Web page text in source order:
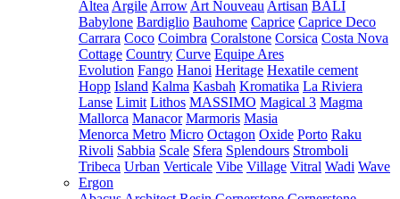
Altea Argile Arrow Art Nouveau Artisan BALI
Babylone Bardiglio Bauhome Caprice Caprice Deco
Carrara Coco Coimbra Coralstone Corsica Costa Nova
Cottage Country Curve Equipe Ares
Evolution Fango Hanoi Heritage Hexatile cement
Hopp Island Kalma Kasbah Kromatika La Riviera
Lanse Limit Lithos MASSIMO Magical 3 Magma
Mallorca Manacor Marmoris Masia
Menorca Metro Micro Octagon Oxide Porto Raku
Rivoli Sabbia Scale Sfera Splendours Stromboli
Tribeca Urban Verticale Vibe Village Vitral Wadi Wave
Ergon